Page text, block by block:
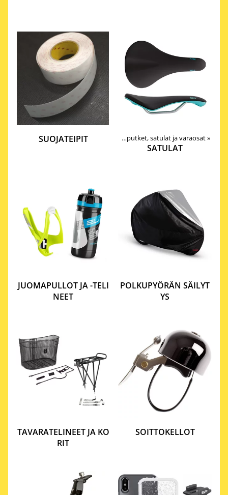
SUOJATEIPIT
Tuotteet ‪»Komponentit Satulaputket, satulat ja varaosat‪»
SATULAT
JUOMAPULLOT JA -TELI
NEET
POLKUPYÖRÄN SÄILYT
YS
TAVARATELINEET JA KO
RIT
SOITTOKELLOT